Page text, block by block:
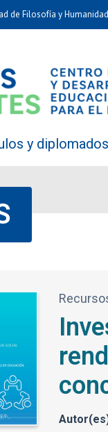
de Filosofía y
y diplomados